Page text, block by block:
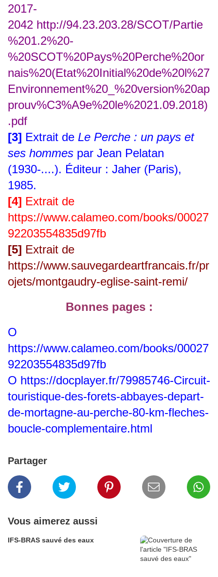
2017-
2042 http://94.23.203.28/SCOT/Partie
%201.2%20-
%20SCOT%20Pays%20Perche%20or
nais%20(Etat%20Initial%20de%20l%27
Environnement%20_%20version%20ap
prouv%C3%A9e%20le%2021.09.2018)
.pdf
[3] Extrait de Le Perche : un pays et
ses hommes par Jean Pelatan
(1930-....). Éditeur : Jaher (Paris),
1985.
[4] Extrait de
https://www.calameo.com/books/00027
92203554835d97fb
[5] Extrait de
https://www.sauvegardeartfrancais.fr/pr
ojets/montgaudry-eglise-saint-remi/
Bonnes pages :
O
https://www.calameo.com/books/00027
92203554835d97fb
O https://docplayer.fr/79985746-Circuit-
touristique-des-forets-abbayes-depart-
de-mortagne-au-perche-80-km-fleches-
boucle-complementaire.html
Partager
Vous aimerez aussi
IFS-BRAS sauvé des eaux